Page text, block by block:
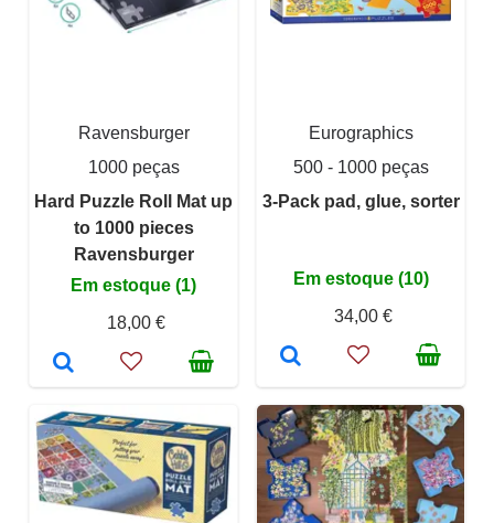
Ravensburger
1000 peças
Hard Puzzle Roll Mat up
to 1000 pieces
Ravensburger
Em estoque (1)
18,00 €
Eurographics
500 - 1000 peças
3-Pack pad, glue, sorter
Em estoque (10)
34,00 €